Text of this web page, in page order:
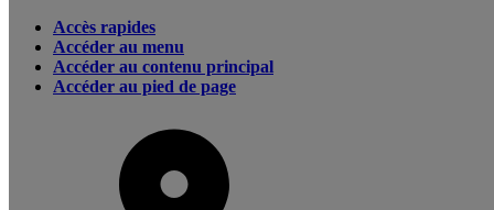
Accès rapides
Accéder au menu
Accéder au contenu principal
Accéder au pied de page